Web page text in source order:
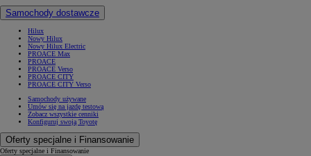
Samochody dostawcze
Hilux
Nowy Hilux
Nowy Hilux Electric
PROACE Max
PROACE
PROACE Verso
PROACE CITY
PROACE CITY Verso
Samochody używane
Umów się na jazdę testową
Zobacz wszystkie cenniki
Konfiguruj swoją Toyotę
Oferty specjalne i Finansowanie
Oferty specjalne i Finansowanie